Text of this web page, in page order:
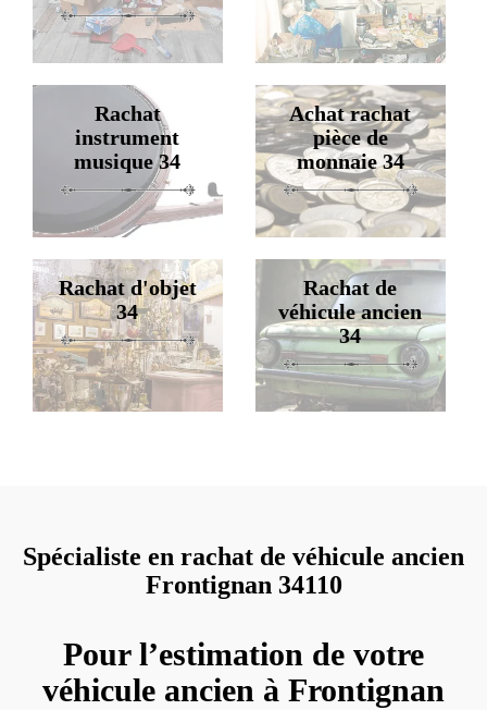
Rachat
instrument
musique 34
Achat rachat
pièce de
monnaie 34
Rachat d'objet
34
Rachat de
véhicule ancien
34
Spécialiste en rachat de véhicule ancien
Frontignan 34110
Pour l’estimation de votre
véhicule ancien à Frontignan